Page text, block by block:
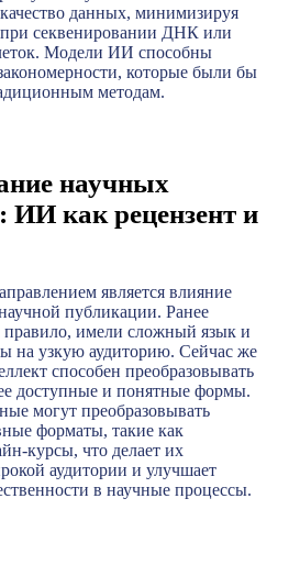
данных, минимизируя
секвенировании ДНК или
Модели ИИ способны
которые были бы
методам.
научных
ИИ как рецензент и
является влияние
публикации. Ранее
правило, имели сложный язык и
на узкую аудиторию. Сейчас же
способен преобразовывать
доступные и понятные формы.
могут преобразовывать
форматы, такие как
курсы, что делает их
аудитории и улучшает
в научные процессы.